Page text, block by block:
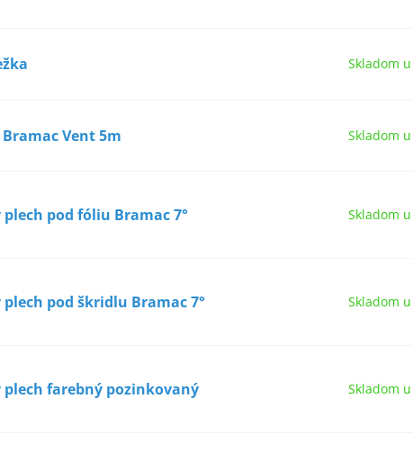
Skladom
Vent 5m Skladom
pod fóliu Bramac 7° Skladom
pod škridlu Bramac 7° Skladom
plech farebný pozinkovaný Skladom